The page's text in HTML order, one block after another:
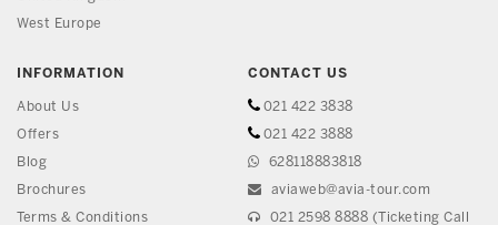
West Europe
INFORMATION
About Us
Offers
Blog
Brochures
Terms & Conditions
CONTACT US
021 422 3838
021 422 3888
628118883818
aviaweb@avia-tour.com
021 2598 8888 (Ticketing Call